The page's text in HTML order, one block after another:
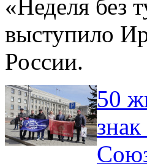
«Неделя без
выступило
России.
50